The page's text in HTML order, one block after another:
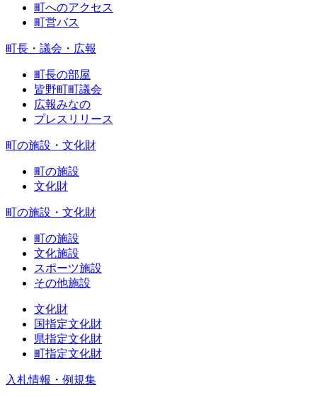
町へのアクセス
町営バス
町長・議会・広報
町長の部屋
皆野町町議会
広報みなの
プレスリリース
町の施設・文化財
町の施設
文化財
町の施設・文化財
町の施設
文化施設
スポーツ施設
その他施設
文化財
国指定文化財
県指定文化財
町指定文化財
入札情報・例規集